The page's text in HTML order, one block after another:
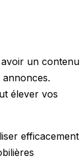
un contenu
élever vos
efficacement